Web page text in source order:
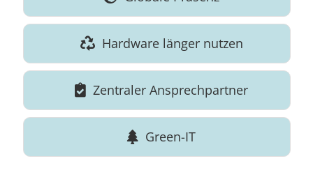
Hardware länger nutzen
Zentraler Ansprechpartner
Green-IT